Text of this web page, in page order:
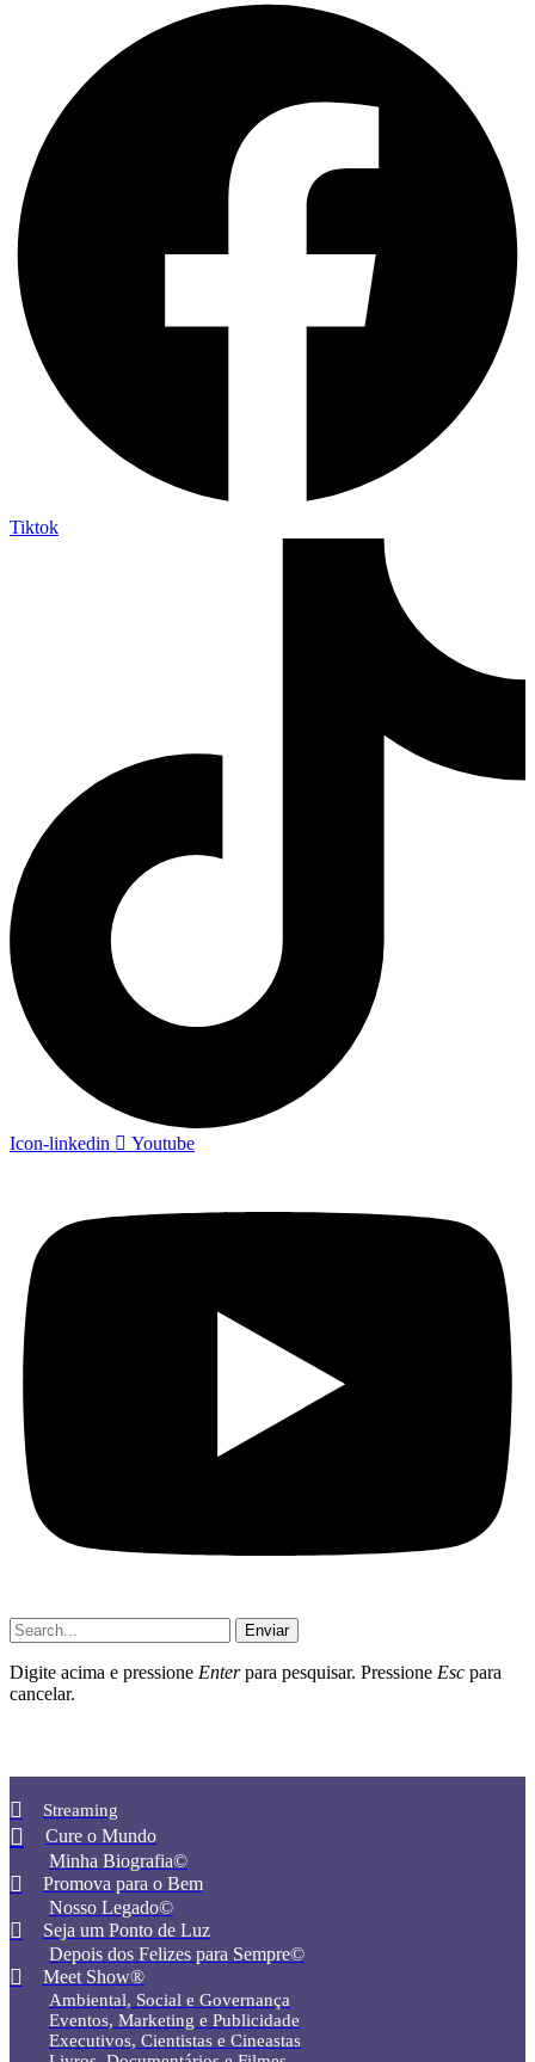
Tiktok
Icon-linkedin Youtube
Enviar
Digite acima e pressione Enterpara pesquisar. Pressione Esc para
cancelar.
Streaming
Cure o Mundo
Minha Biografia©
Promova para o Bem
Nosso Legado©
Seja um Ponto de Luz
Depois dos Felizes para Sempre©️
Meet Show®
Ambiental, Social e Governança
Eventos, Marketing e Publicidade
Executivos, Cientistas e Cineastas